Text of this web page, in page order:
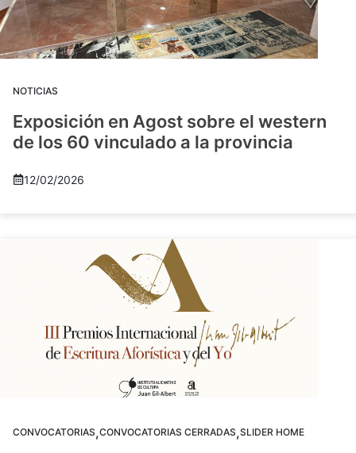
NOTICIAS
Exposición en Agost sobre el western
de los 60 vinculado a la provincia
12/02/2026
CONVOCATORIAS,CONVOCATORIAS CERRADAS,SLIDER HOME